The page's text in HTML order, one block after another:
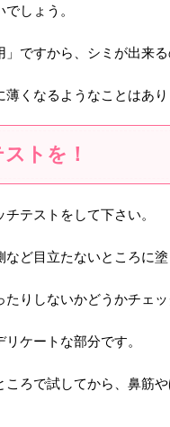
しょう。
ですから、シミが出来る
くなるようなことはあり
トを！
テストをして下さい。
ど目立たないところに塗
りしないかどうかチェッ
ケートな部分です。
ろで試してから、鼻筋